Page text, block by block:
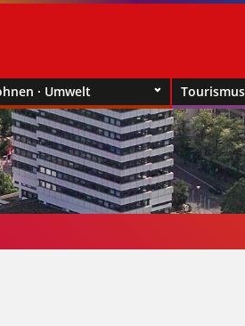
· Umwelt